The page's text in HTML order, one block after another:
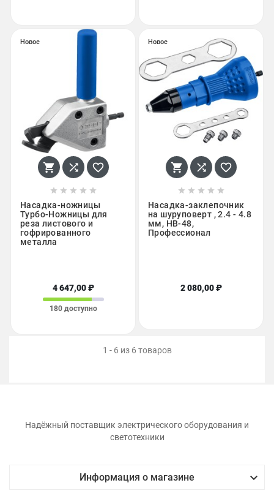
Новое
  
    
Насадка-ножницы
Турбо-Ножницы для
реза листового и
гофрированного
металла
4 647,00 ₽
180 доступно
Новое
  
    
Насадка-заклепочник
на шуруповерт , 2.4 - 4.8
мм, НВ-48,
Профессионал
2 080,00 ₽
1 - 6 из 6 товаров
Надёжный поставщик электрического оборудования и
светотехники
Информация о магазине 